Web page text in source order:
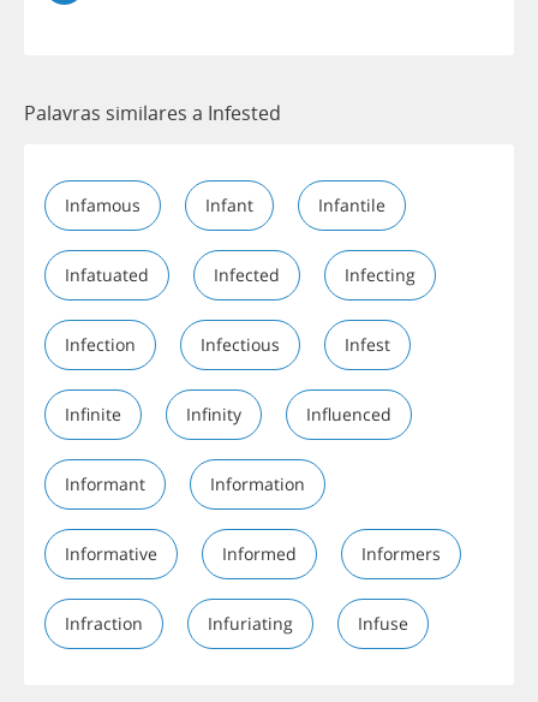
Palavras similares a Infested
Infamous Infant Infantile
Infatuated Infected Infecting
Infection Infectious Infest
Infinite Infinity Influenced
Informant Information
Informative Informed Informers
Infraction Infuriating Infuse